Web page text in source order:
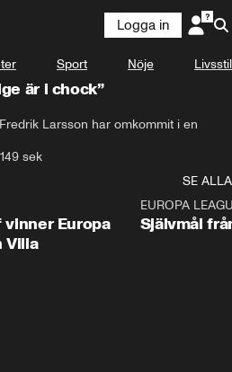
Logga in
Sport Nöje Livsstil
är i chock”
Larsson har omkommit i en
149 sek
SE ALLA
Europa
Villa
EUROPA
Självmål